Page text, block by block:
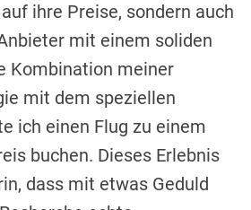
ihre Preise, sondern auch
mit einem soliden
Kombination meiner
mit dem speziellen
ich einen Flug zu einem
buchen. Dieses Erlebnis
dass mit etwas Geduld